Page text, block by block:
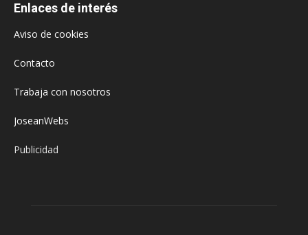
Enlaces de interés
Aviso de cookies
Contacto
Trabaja con nosotros
JoseanWebs
Publicidad